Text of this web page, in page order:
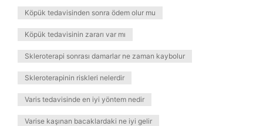
Köpük tedavisinden sonra ödem olur mu
Köpük tedavisinin zararı var mı
Skleroterapi sonrası damarlar ne zaman kaybolur
Skleroterapinin riskleri nelerdir
Varis tedavisinde en iyi yöntem nedir
Varise kaşınan bacaklardaki ne iyi gelir